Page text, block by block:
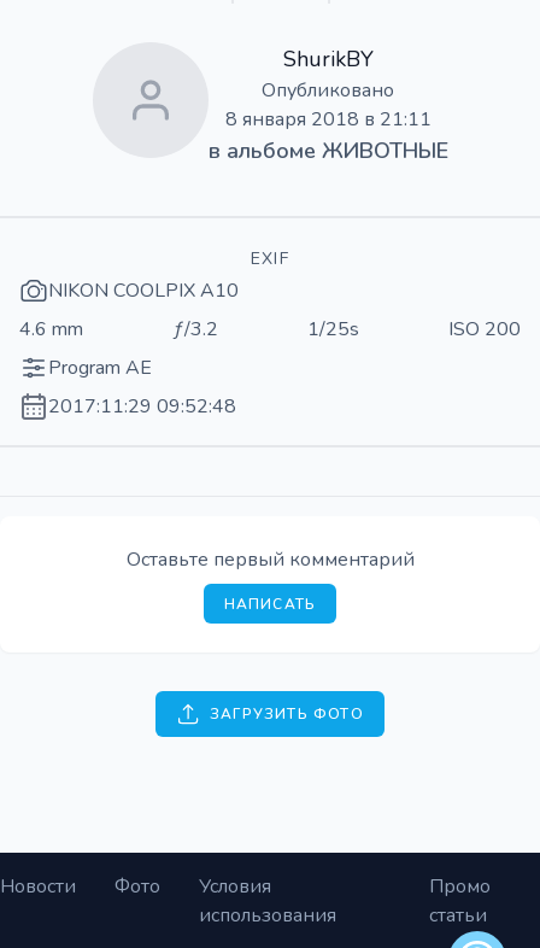
ShurikBY
Опубликовано
8 января 2018 в 21:11
в альбоме ЖИВОТНЫЕ
EXIF
NIKON COOLPIX A10
4.6 mm
ƒ/3.2 1/25s
ISO 200
Program AE
2017:11:29 09:52:48
Оставьте первый комментарий
НАПИСАТЬ
ЗАГРУЗИТЬ ФОТО
Новости Фото
Условия
использования
Промо
статьи